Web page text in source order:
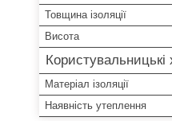
Товщина ізоляції
Висота
Користувальницькі
Матеріал ізоляції
Наявність утеплення